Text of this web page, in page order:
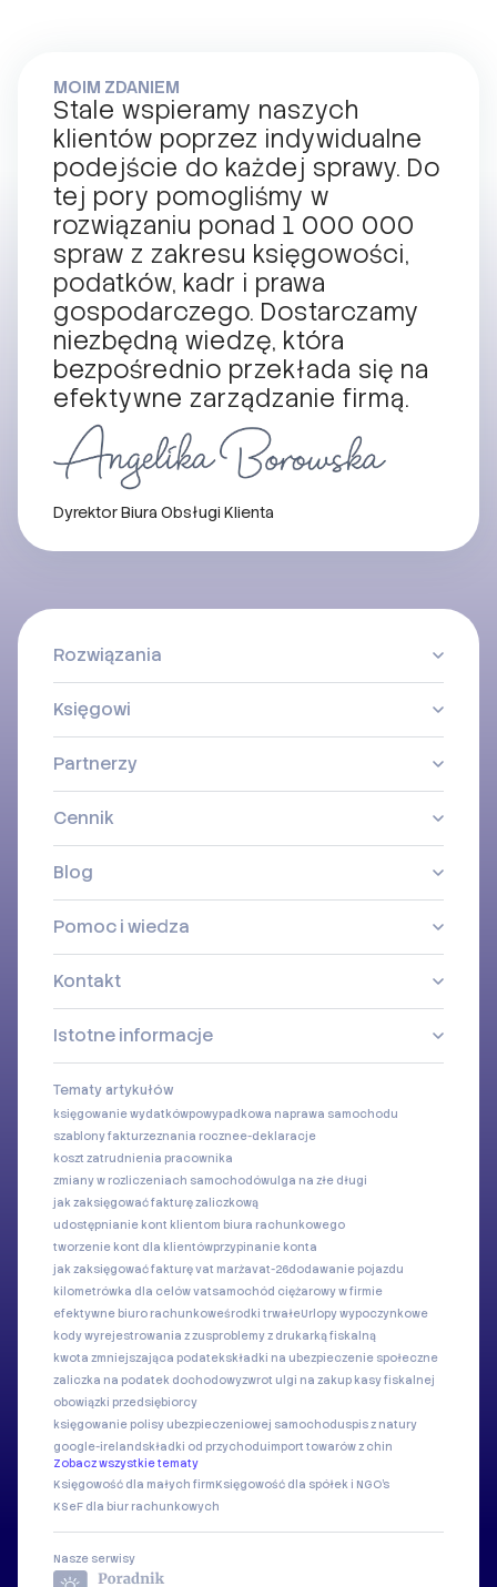
MOIM ZDANIEM
Stale wspieramy naszych
klientów poprzez indywidualne
podejście do każdej sprawy. Do
tej pory pomogliśmy w
rozwiązaniu ponad 1 000 000
spraw z zakresu księgowości,
podatków, kadr i prawa
gospodarczego. Dostarczamy
niezbędną wiedzę, która
bezpośrednio przekłada się na
efektywne zarządzanie firmą.
Dyrektor Biura Obsługi Klienta
Rozwiązania
Księgowi
Partnerzy
Cennik
Blog
Pomoc i wiedza
Kontakt
Istotne informacje
Tematy artykułów
księgowanie wydatkówpowypadkowa naprawa samochodu
szablony fakturzeznania rocznee-deklaracje
koszt zatrudnienia pracownika
zmiany w rozliczeniach samochodówulga na złe długi
jak zaksięgować fakturę zaliczkową
udostępnianie kont klientom biura rachunkowego
tworzenie kont dla klientówprzypinanie konta
jak zaksięgować fakturę vat marżavat-26dodawanie pojazdu
kilometrówka dla celów vatsamochód ciężarowy w firmie
efektywne biuro rachunkoweśrodki trwałeUrlopy wypoczynkowe
kody wyrejestrowania z zusproblemy z drukarką fiskalną
kwota zmniejszająca podatekskładki na ubezpieczenie społeczne
zaliczka na podatek dochodowyzwrot ulgi na zakup kasy fiskalnej
obowiązki przedsiębiorcy
księgowanie polisy ubezpieczeniowej samochoduspis z natury
google-irelandskładki od przychoduimport towarów z chin
Zobacz wszystkie tematy
Księgowość dla małych firmKsięgowość dla spółek i NGO's
KSeF dla biur rachunkowych
Nasze serwisy